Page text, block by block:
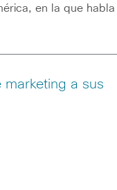
en la que habla
a sus